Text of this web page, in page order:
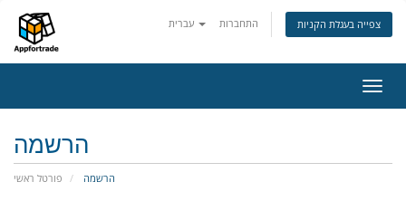
התחברות צפייה בעגלת הקניות
ניווט
הרשמה
פורטל ראשי הרשמה